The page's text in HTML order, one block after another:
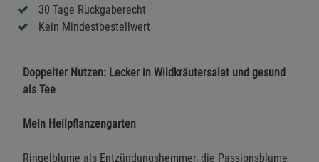
30 Tage Rückgaberecht
Kein Mindestbestellwert
Doppelter Nutzen: Lecker in Wildkräutersalat und gesund
als Tee
Mein Heilpflanzengarten
Ringelblume als Entzündungshemmer, die Passionsblume